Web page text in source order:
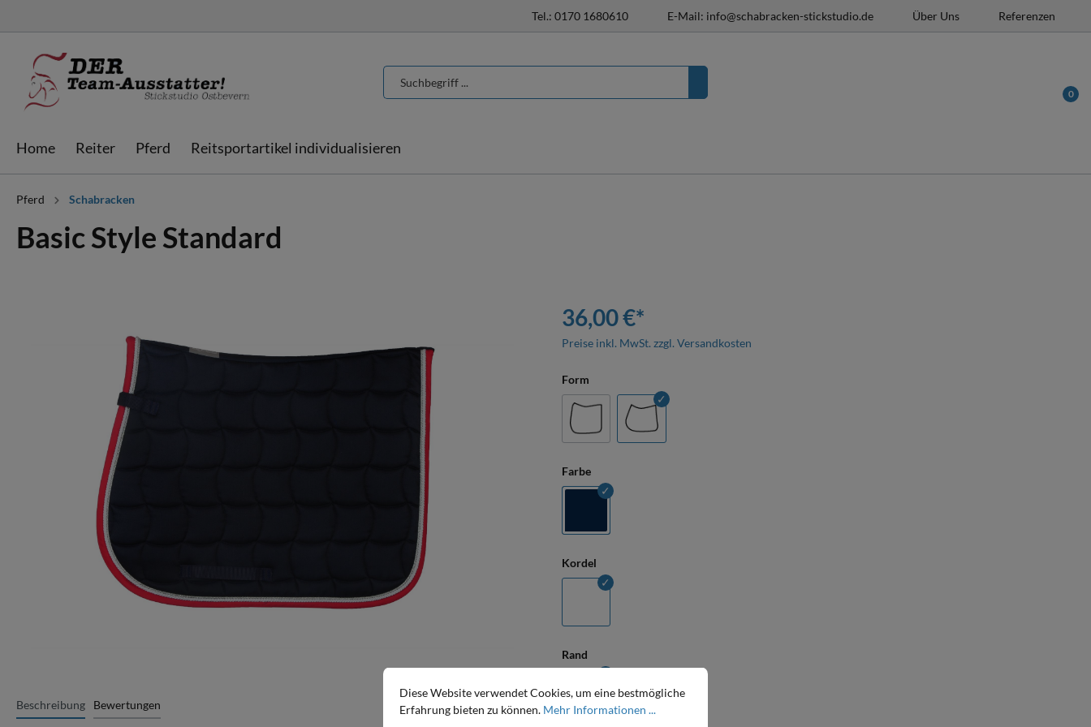
Tel.: 0170 1680610 E-Mail: info@schabracken-stickstudio.de Über Uns Referenzen
0
Home Reiter Pferd Reitsportartikel individualisieren
Jacken & Westen
Hoodies
Schabracken
Schabracken
individualisieren
individualisieren
Pferd Schabracken
Basic Style Standard
Beschreibung Bewertungen
36,00 €*
Preise inkl. MwSt. zzgl. Versandkosten
Form
Farbe
Kordel
Rand
Diese Website verwendet Cookies, um eine bestmögliche
Erfahrung bieten zu können. Mehr Informationen ...